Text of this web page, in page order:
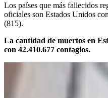
Los países que más fallecidos
oficiales son Estados Unidos
(815).
La cantidad de muertos en
con 42.410.677 contagios.